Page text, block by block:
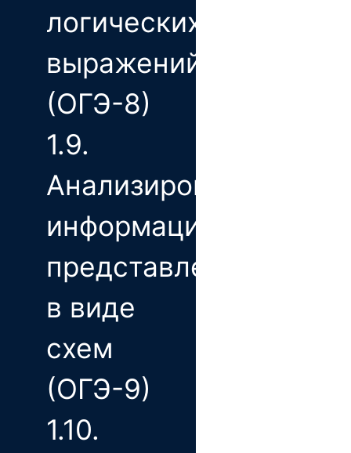
логических
выражений
(ОГЭ-8)
1.9.
Анализирование
информации,
представленной
в виде
схем
(ОГЭ-9)
1.10.